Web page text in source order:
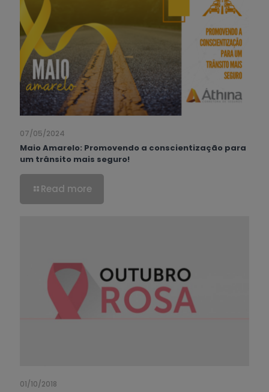
07/05/2024
Maio Amarelo: Promovendo a conscientização para
um trânsito mais seguro!
Read more
01/10/2018